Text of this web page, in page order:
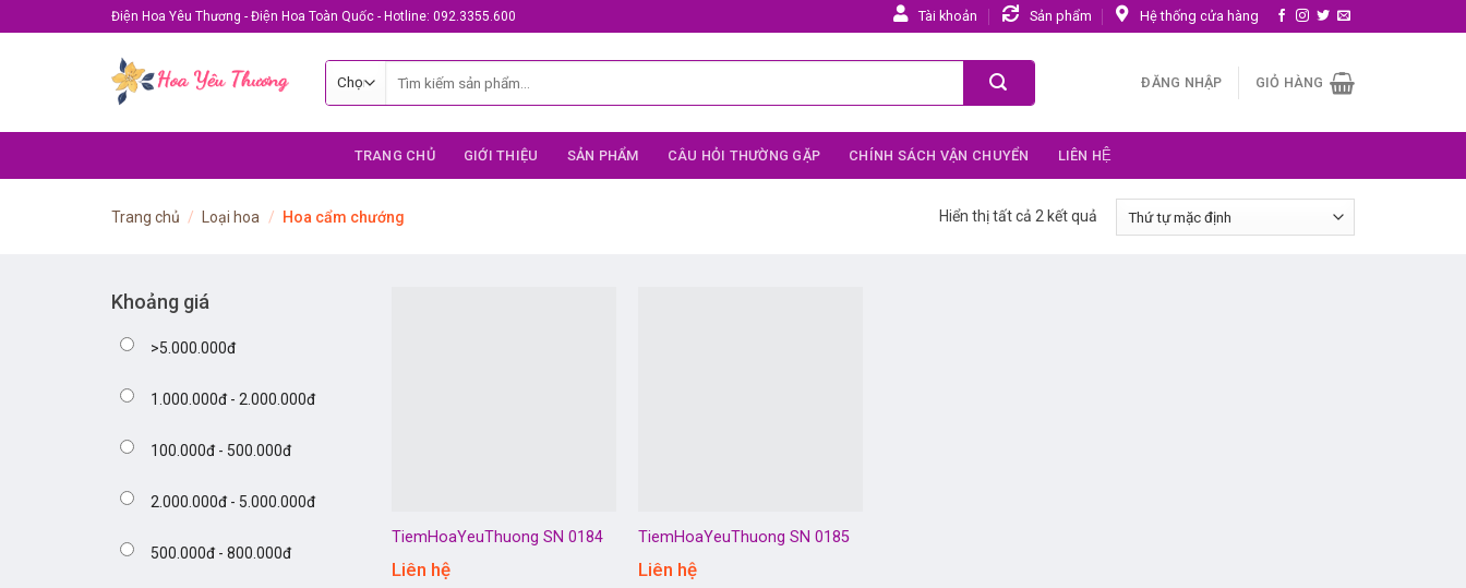
to
Điện Hoa Yêu Thương - Điện Hoa Toàn Quốc - Hotline: 092.3355.600 Tài khoản Sản phẩm Hệ thống cửa hàng
kiếm:
ĐĂNG NHẬP GIỎ HÀNG
TRANG CHỦ GIỚI THIỆU SẢN PHẨM CÂU HỎI THƯỜNG GẶP CHÍNH SÁCH VẬN CHUYỂN LIÊN HỆ
Trang chủ / Loại hoa / Hoa cẩm chướng Hiển thị tất cả 2 kết quả
Khoảng giá
>5.000.000đ
1.000.000đ - 2.000.000đ
100.000đ - 500.000đ
2.000.000đ - 5.000.000đ
500.000đ - 800.000đ
TiemHoaYeuThuong SN 0184
Liên hệ
TiemHoaYeuThuong SN 0185
Liên hệ